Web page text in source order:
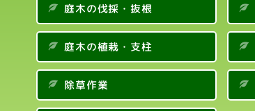
庭木の伐採・抜根
庭木の植栽・支柱
除草作業